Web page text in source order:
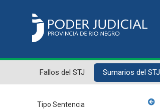
Fallos del STJ Sumarios del STJ
Tipo Sentencia